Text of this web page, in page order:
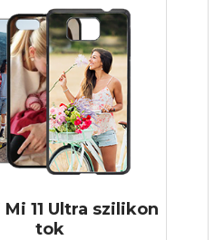
11 Ultra szilikon
tok